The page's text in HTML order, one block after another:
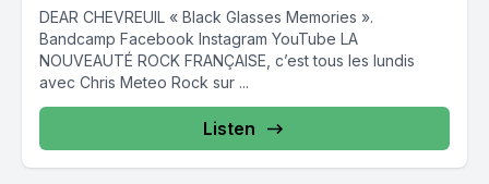
DEAR CHEVREUIL « Black Glasses Memories ».
Bandcamp Facebook Instagram YouTube LA
NOUVEAUTÉ ROCK FRANÇAISE, c’est tous les lundis
avec Chris Meteo Rock sur ...
Listen